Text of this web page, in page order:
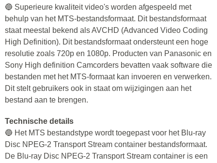
🔵 Superieure kwaliteit video's worden afgespeeld met
behulp van het MTS-bestandsformaat. Dit bestandsformaat
staat meestal bekend als AVCHD (Advanced Video Coding
High Definition). Dit bestandsformaat ondersteunt een hoge
resolutie zoals 720p en 1080p. Producten van Panasonic en
Sony High definition Camcorders bevatten vaak software die
bestanden met het MTS-formaat kan invoeren en verwerken.
Dit stelt gebruikers ook in staat om wijzigingen aan het
bestand aan te brengen.
Technische details
🔵 Het MTS bestandstype wordt toegepast voor het Blu-ray
Disc NPEG-2 Transport Stream container bestandsformaat.
De Blu-ray Disc NPEG-2 Transport Stream container is een